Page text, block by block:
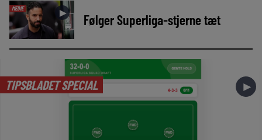
MEDIE ► Følger Superliga-stjerne tæt
TIPSBLADET SPECIAL ►